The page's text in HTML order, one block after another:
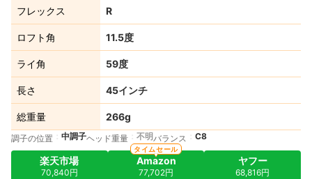
フレックス R
ロフト角 11.5度
ライ角 59度
長さ 45インチ
総重量 266g
調子の位置 中調子ヘッド重量 不明バランス C8
楽天市場
70,840円
Amazon
77,702円
タイムセール
ヤフー
68,816円